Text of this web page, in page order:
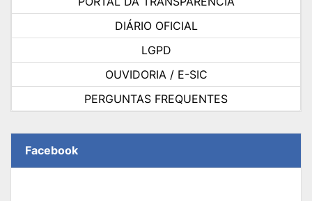
DIÁRIO OFICIAL
LGPD
OUVIDORIA / E-SIC
PERGUNTAS FREQUENTES
Facebook